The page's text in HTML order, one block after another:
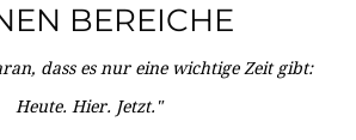
BEREICHE
dass es nur eine wichtige Zeit gibt:
Heute. Hier. Jetzt."